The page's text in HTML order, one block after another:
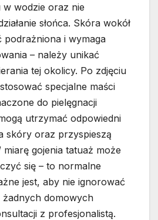
w wodzie oraz nie
słońca. Skóra wokół
podrażniona i wymaga
– należy unikać
tej okolicy. Po zdjęciu
specjalne maści
do pielęgnacji
utrzymać odpowiedni
skóry oraz przyspieszą
miarę gojenia tatuaż może
się – to normalne
jest, aby nie ignorować
żadnych domowych
z profesjonalistą.